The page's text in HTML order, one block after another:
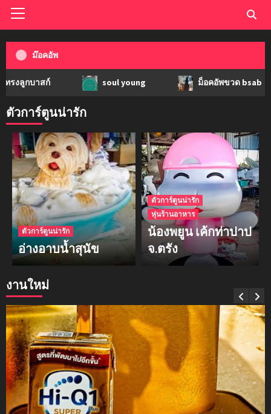
ม๊อคอัพ
าสก์ soul young ม็อคอัพขวด bsab
งานใหม่
ตัวการ์ตูนน่ารัก
ตัวการ์ตูนน่ารัก
อ่างอาบน้ำสุนัข
ตัวการ์ตูนน่ารัก
หุ่นร้านอาหาร
น้องพยูน เค้กท่าปาป
จ.ตรัง
3
mockups
soul young